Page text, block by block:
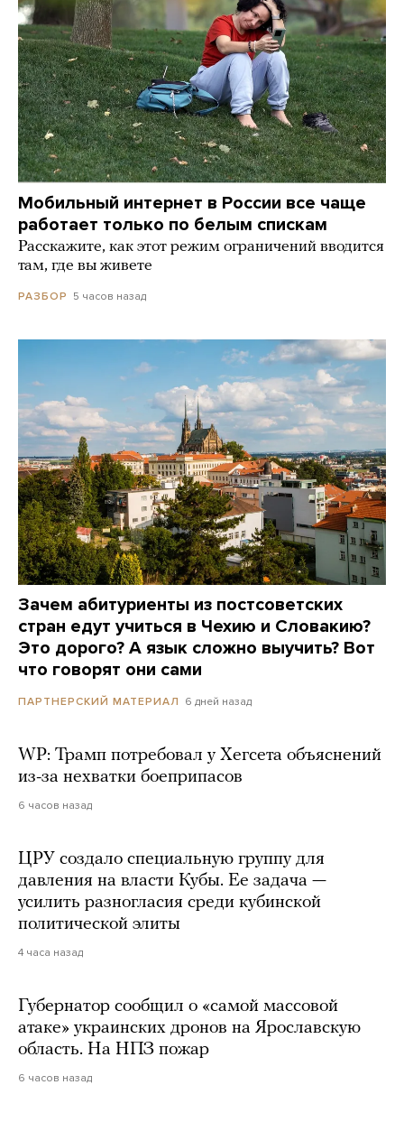
Мобильный интернет в России все чаще
работает только по белым спискам
Расскажите, как этот режим ограничений вводится
там, где вы живете
РАЗБОР 5 часов назад
Зачем абитуриенты из постсоветских
стран едут учиться в Чехию и Словакию?
Это дорого? А язык сложно выучить? Вот
что говорят они сами
ПАРТНЕРСКИЙ МАТЕРИАЛ 6 дней назад
WP: Трамп потребовал у Хегсета объяснений
из-за нехватки боеприпасов
6 часов назад
ЦРУ создало специальную группу для
давления на власти Кубы. Ее задача —
усилить разногласия среди кубинской
политической элиты
4 часа назад
Губернатор сообщил о «самой массовой
атаке» украинских дронов на Ярославскую
область. На НПЗ пожар
6 часов назад